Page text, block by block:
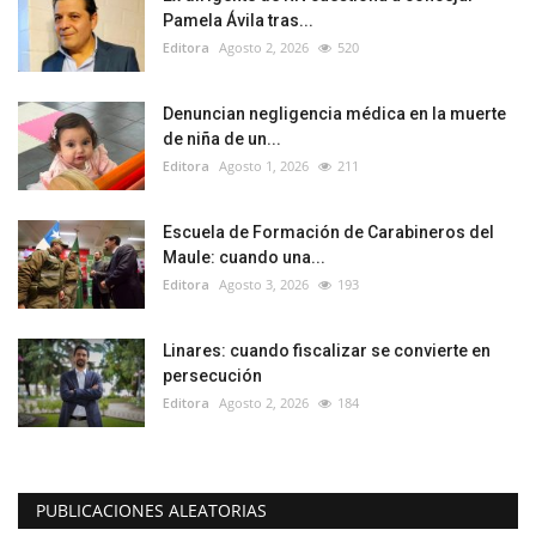
Pamela Ávila tras...
Editora Agosto 2, 2026 520
Denuncian negligencia médica en la muerte
de niña de un...
Editora Agosto 1, 2026 211
Escuela de Formación de Carabineros del
Maule: cuando una...
Editora Agosto 3, 2026 193
Linares: cuando fiscalizar se convierte en
persecución
Editora Agosto 2, 2026 184
PUBLICACIONES ALEATORIAS